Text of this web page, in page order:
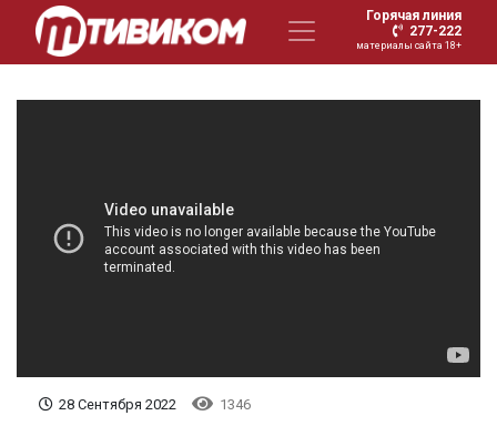
Горячая линия
277-222
материалы сайта 18+
28 Сентября 2022 1346